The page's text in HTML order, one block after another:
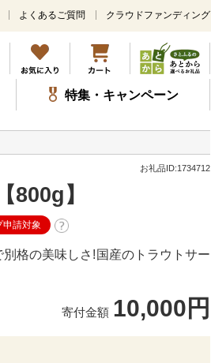
メ
ン
コ
ン
テ
ツ
ッ
よくあるご質問 クラウドファンディング
特集・キャンペーン
お礼品ID:1734712
800g】
申請対象
格の美味しさ!国産のトラウトサー
寄付金額 10,000円